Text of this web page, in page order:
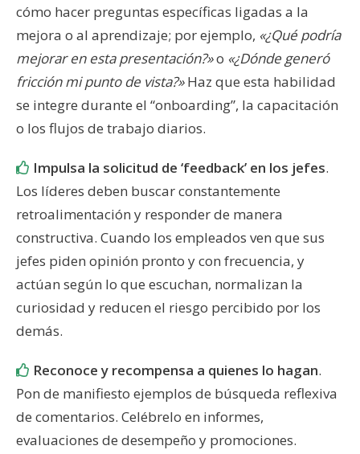
cómo hacer preguntas específicas ligadas a la
mejora o al aprendizaje; por ejemplo, «¿Qué podría
mejorar en esta presentación?»o «¿Dónde generó
fricción mi punto de vista?»Haz que esta habilidad
se integre durante el “onboarding”, la capacitación
o los flujos de trabajo diarios.
Impulsa la solicitud de ‘feedback’ en los jefes.
Los líderes deben buscar constantemente
retroalimentación y responder de manera
constructiva. Cuando los empleados ven que sus
jefes piden opinión pronto y con frecuencia, y
actúan según lo que escuchan, normalizan la
curiosidad y reducen el riesgo percibido por los
demás.
Reconoce y recompensa a quienes lo hagan.
Pon de manifiesto ejemplos de búsqueda reflexiva
de comentarios. Celébrelo en informes,
evaluaciones de desempeño y promociones.